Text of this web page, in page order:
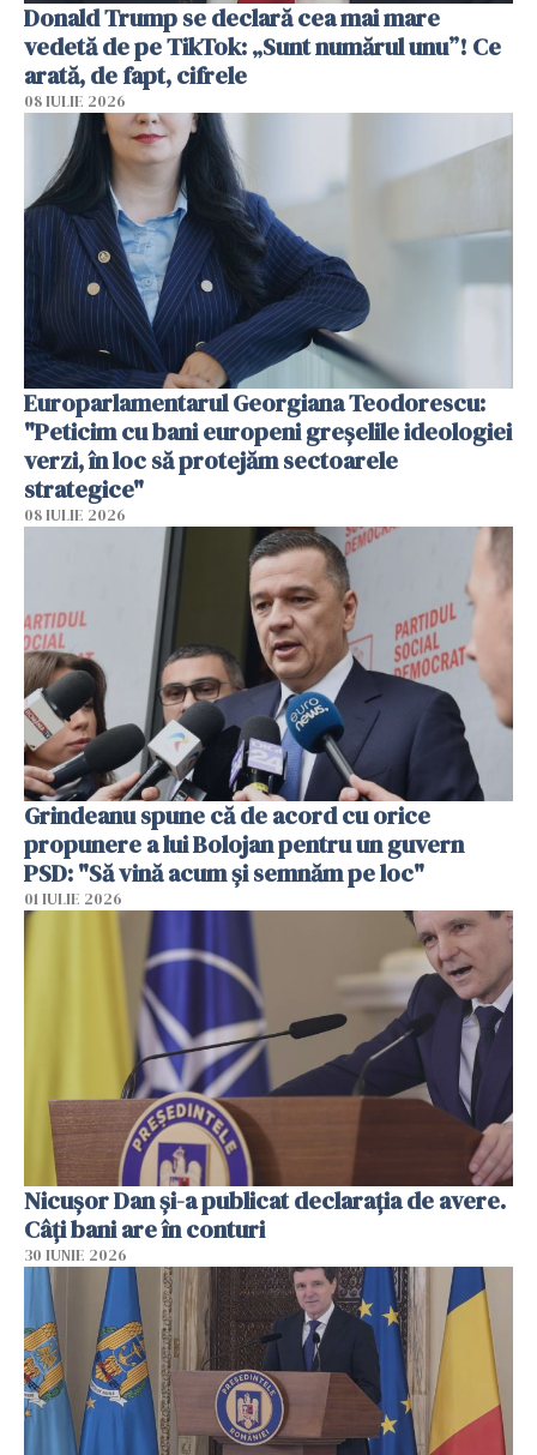
Donald Trump se declară cea mai mare
vedetă de pe TikTok: „Sunt numărul unu”! Ce
arată, de fapt, cifrele
08 IULIE 2026
Europarlamentarul Georgiana Teodorescu:
"Peticim cu bani europeni greșelile ideologiei
verzi, în loc să protejăm sectoarele
strategice"
08 IULIE 2026
Grindeanu spune că de acord cu orice
propunere a lui Bolojan pentru un guvern
PSD: "Să vină acum și semnăm pe loc"
01 IULIE 2026
Nicuşor Dan şi-a publicat declaraţia de avere.
Câți bani are în conturi
30 IUNIE 2026